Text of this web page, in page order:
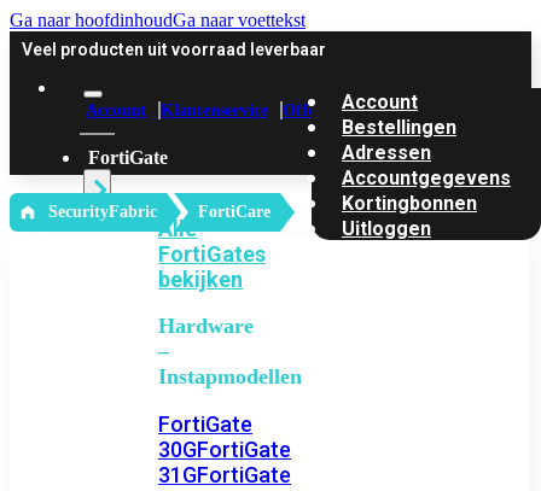
Ga naar hoofdinhoudGa naar voettekst
Veel producten uit voorraad leverbaar
Account Klantenservice Offerte
FortiGate
Alle
FortiGates
bekijken
Hardware
–
Instapmodellen
FortiGate
30GFortiGate
31GFortiGate
Account
Bestellingen
Adressen
Accountgegevens
Kortingbonnen
Uitloggen
‎ SecurityFabric FortiCare